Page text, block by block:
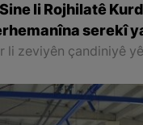
li Rojhilatê
serekî
e li Îranê